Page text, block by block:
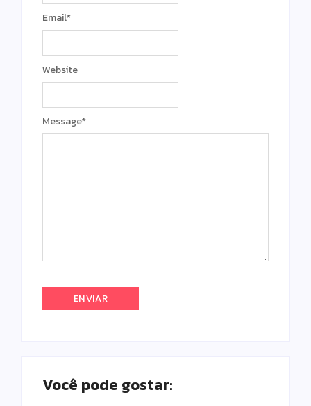
Message*
Email*
Website
Você pode gostar: